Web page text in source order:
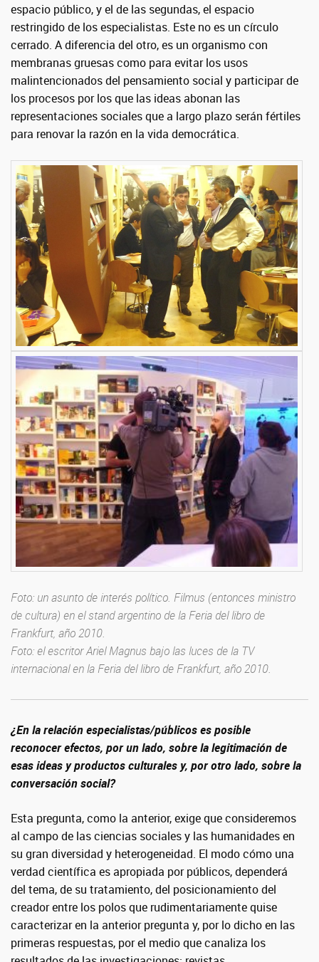
espacio público, y el de las segundas, el espacio
restringido de los especialistas. Este no es un círculo
cerrado. A diferencia del otro, es un organismo con
membranas gruesas como para evitar los usos
malintencionados del pensamiento social y participar de
los procesos por los que las ideas abonan las
representaciones sociales que a largo plazo serán fértiles
para renovar la razón en la vida democrática.
Foto: un asunto de interés político. Filmus (entonces ministro
de cultura) en el stand argentino de la Feria del libro de
Frankfurt, año 2010.
Foto: el escritor Ariel Magnus bajo las luces de la TV
internacional en la Feria del libro de Frankfurt, año 2010.
¿En la relación especialistas/públicos es posible
reconocer efectos, por un lado, sobre la legitimación de
esas ideas y productos culturales y, por otro lado, sobre la
conversación social?
Esta pregunta, como la anterior, exige que consideremos
al campo de las ciencias sociales y las humanidades en
su gran diversidad y heterogeneidad. El modo cómo una
verdad científica es apropiada por públicos, dependerá
del tema, de su tratamiento, del posicionamiento del
creador entre los polos que rudimentariamente quise
caracterizar en la anterior pregunta y, por lo dicho en las
primeras respuestas, por el medio que canaliza los